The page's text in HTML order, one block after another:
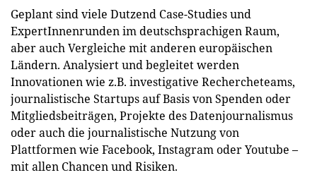
Geplant sind viele Dutzend Case-Studies und
ExpertInnenrunden im deutschsprachigen Raum,
aber auch Vergleiche mit anderen europäischen
Ländern. Analysiert und begleitet werden
Innovationen wie z.B. investigative Rechercheteams,
journalistische Startups auf Basis von Spenden oder
Mitgliedsbeiträgen, Projekte des Datenjournalismus
oder auch die journalistische Nutzung von
Plattformen wie Facebook, Instagram oder Youtube –
mit allen Chancen und Risiken.